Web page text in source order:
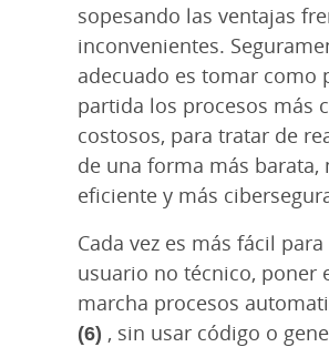
sopesando las ventajas
inconvenientes.
adecuado es tomar como
partida los procesos más
costosos, para tratar de
de una forma más barata,
eficiente y más
Cada vez es más fácil para
usuario no técnico, poner
marcha procesos
(6) , sin usar código o